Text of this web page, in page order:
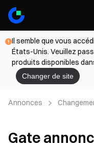
Il semble que vous
États-Unis. Veuillez
produits disponibles
Changer de site
Annonces
Gate